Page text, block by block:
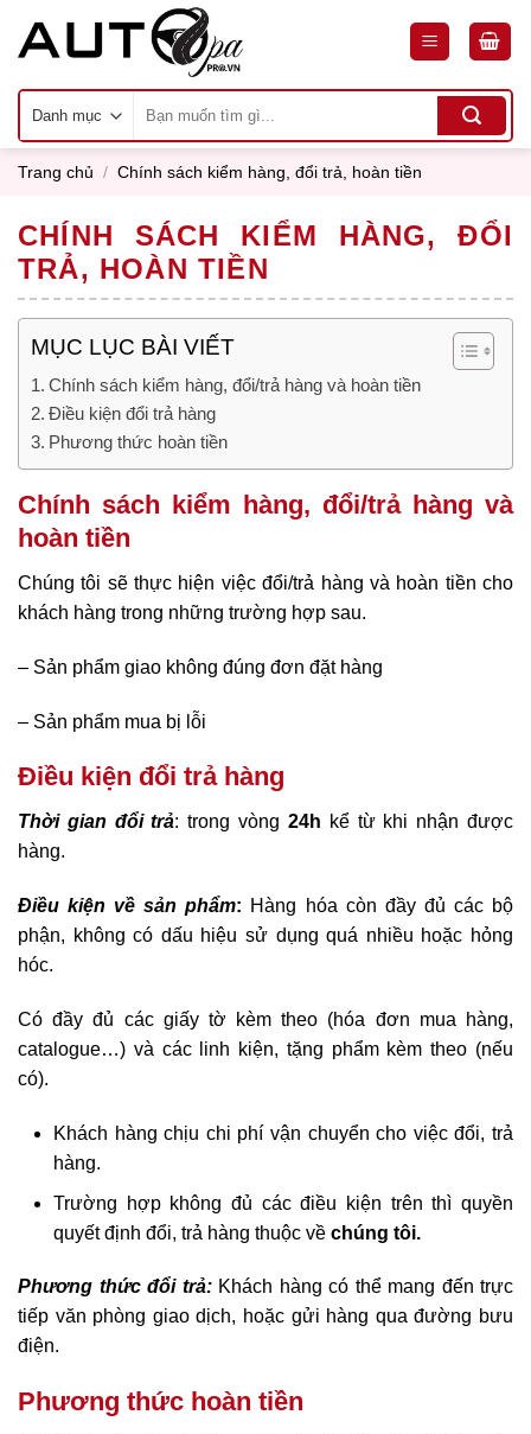
kiếm:
Trang chủ / Chính sách kiểm hàng, đổi trả, hoàn tiền
CHÍNH SÁCH KIỂM HÀNG, ĐỔI
TRẢ, HOÀN TIỀN
MỤC LỤC BÀI VIẾT
Chính sách kiểm hàng, đổi/trả hàng và hoàn tiền
Điều kiện đổi trả hàng
Phương thức hoàn tiền
Chính sách kiểm hàng, đổi/trả hàng và
hoàn tiền
Chúng tôi sẽ thực hiện việc đổi/trả hàng và hoàn tiền cho
khách hàng trong những trường hợp sau.
– Sản phẩm giao không đúng đơn đặt hàng
– Sản phẩm mua bị lỗi
Điều kiện đổi trả hàng
Thời gian đổi trả: trong vòng 24h kể từ khi nhận được
hàng.
Điều kiện về sản phẩm: Hàng hóa còn đầy đủ các bộ
phận, không có dấu hiệu sử dụng quá nhiều hoặc hỏng
hóc.
Có đầy đủ các giấy tờ kèm theo (hóa đơn mua hàng,
catalogue…) và các linh kiện, tặng phẩm kèm theo (nếu
có).
Khách hàng chịu chi phí vận chuyển cho việc đổi, trả
hàng.
Trường hợp không đủ các điều kiện trên thì quyền
quyết định đổi, trả hàng thuộc về chúng tôi.
Phương thức đổi trả:Khách hàng có thể mang đến trực
tiếp văn phòng giao dịch, hoặc gửi hàng qua đường bưu
điện.
Phương thức hoàn tiền